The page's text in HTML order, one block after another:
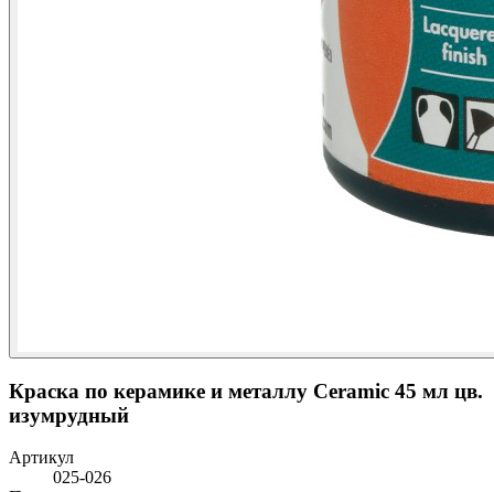
Краска по керамике и металлу Ceramic 45 мл цв.
изумрудный
Артикул
025-026